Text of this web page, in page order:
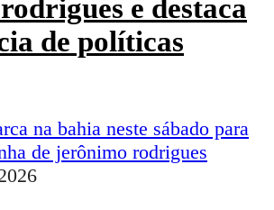
e destaca
de políticas